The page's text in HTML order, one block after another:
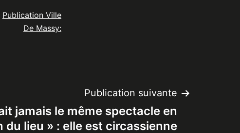
Publication Ville
De Massy:
Publication suivante
jamais le même spectacle en
du lieu » : elle est circassienne